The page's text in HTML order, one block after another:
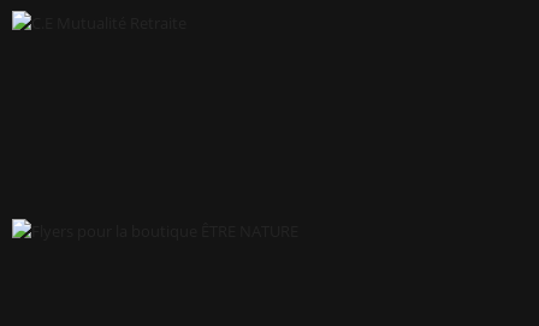
RICOCHETS44
C.E MUTUALITÉ RETRAITE